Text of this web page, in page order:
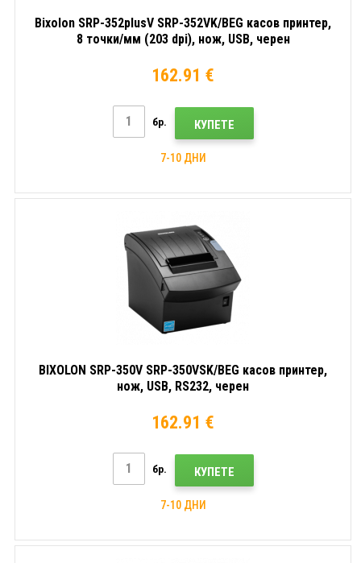
Bixolon SRP-352plusV SRP-352VK/BEG касов принтер,
8 точки/мм (203 dpi), нож, USB, черен
162.91 €
бр. КУПЕТЕ
7-10 ДНИ
BIXOLON SRP-350V SRP-350VSK/BEG касов принтер,
нож, USB, RS232, черен
162.91 €
бр. КУПЕТЕ
7-10 ДНИ